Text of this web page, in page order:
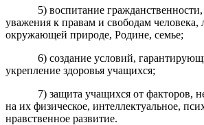
5) воспитание
уважения к правам и свободам человека,
окружающей природе, Родине, семье;
6) создание условий,
укрепление здоровья учащихся;
7) защита учащихся от факторов,
на их физическое, интеллектуальное,
нравственное развитие.